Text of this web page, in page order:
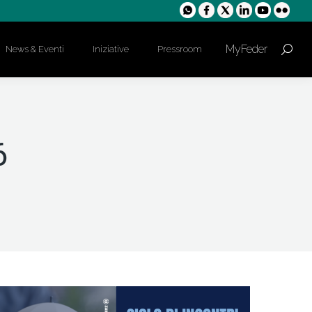
News & Eventi Iniziative Pressroom MyFeder Cerca: